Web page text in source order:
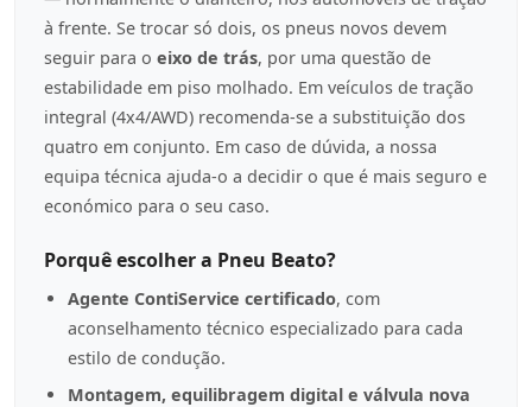
à frente. Se trocar só dois, os pneus novos devem
seguir para o eixo de trás, por uma questão de
estabilidade em piso molhado. Em veículos de tração
integral (4x4/AWD) recomenda-se a substituição dos
quatro em conjunto. Em caso de dúvida, a nossa
equipa técnica ajuda-o a decidir o que é mais seguro e
económico para o seu caso.
Porquê escolher a Pneu Beato?
Agente ContiService certificado, com
aconselhamento técnico especializado para cada
estilo de condução.
Montagem, equilibragem digital e válvula nova